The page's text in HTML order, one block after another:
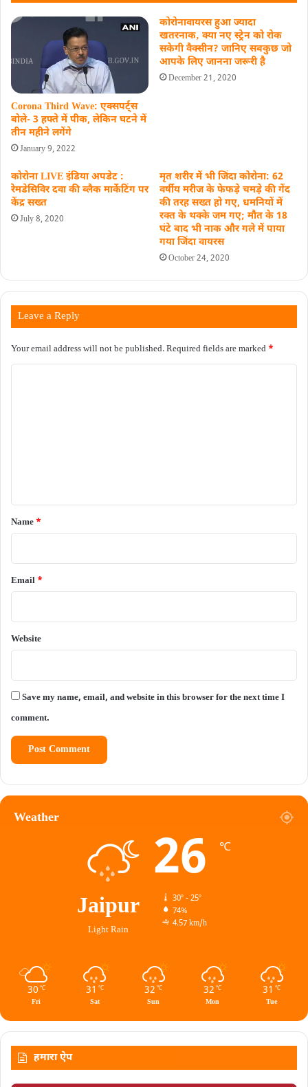
Corona Third Wave: एक्सपर्ट्स
बोले- 3 हफ्ते में पीक, लेकिन घटने में
तीन महीने लगेंगे
January 9, 2022
कोरोनावायरस हुआ ज्यादा
खतरनाक‚ क्या नए स्ट्रेन को रोक
सकेगी वैक्सीन? जानिए सबकुछ जो
आपके लिए जानना जरूरी है
December 21, 2020
कोरोना LIVE इंडिया अपडेट :
रेमडेसिविर दवा की ब्लैक मार्केटिंग पर
केंद्र सख्त
July 8, 2020
मृत शरीर में भी जिंदा कोरोना: 62
वर्षीय मरीज के फेफड़े चमड़े की गेंद
की तरह सख्त हो गए, धमनियों में
रक्त के थक्के जम गए; मौत के 18
घंटे बाद भी नाक और गले में पाया
गया जिंदा वायरस
October 24, 2020
Leave a Reply
Your email address will not be published.Required fields are marked *
*
Name *
Email *
Website
Save my name, email, and website in this browser for the next time I
comment.
Weather
Jaipur
Light Rain
26 ℃
30º - 25º
74%
4.57 km/h
30 ℃
Fri
31 ℃
Sat
32 ℃
Sun
32 ℃
Mon
31 ℃
Tue
हमारा ऐप